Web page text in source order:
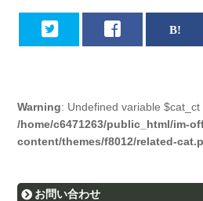
Warning: Undefined variable $cat_ct
/home/c6471263/public_html/im-
content/themes/f8012/related-
お問い合わせ